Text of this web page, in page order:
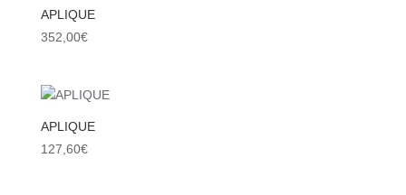
APLIQUE
352,00€
APLIQUE
127,60€